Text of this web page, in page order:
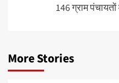
146 ग्राम
More Stories